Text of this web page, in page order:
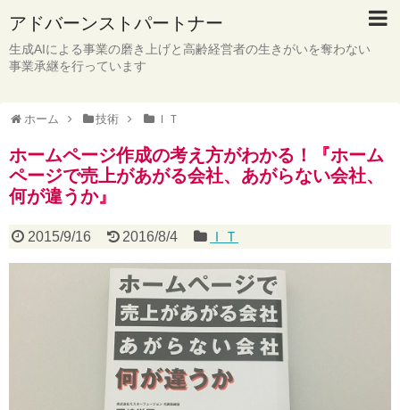
アドバーンストパートナー
生成AIによる事業の磨き上げと高齢経営者の生きがいを奪わない
事業承継を行っています
ホーム 技術 ＩＴ
ホームページ作成の考え方がわかる！『ホーム
ページで売上があがる会社、あがらない会社、
何が違うか』
2015/9/16 2016/8/4 ＩＴ